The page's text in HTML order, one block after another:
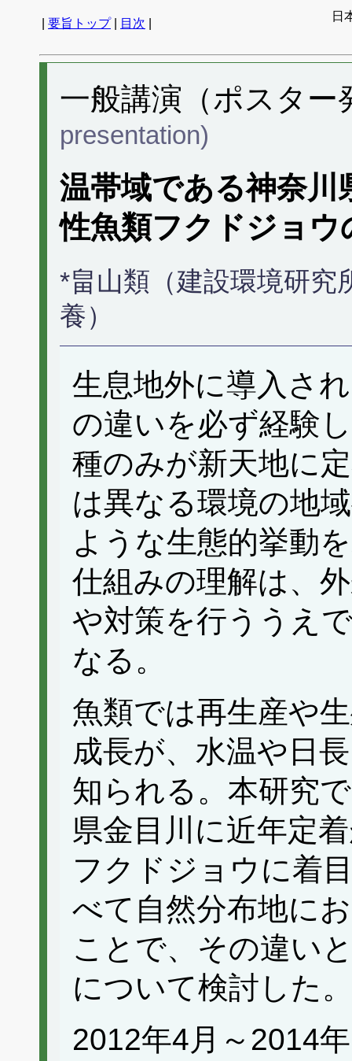
要旨トップ| 目次
日
一般講演（ポスタ
presentation)
温帯域である神奈川
性魚類フクドジョ
*畠山類（建設環境研究
養）
生息地外に導入さ
の違いを必ず経験
種のみが新天地に
は異なる環境の地
ような生態的挙動
仕組みの理解は、
や対策を行ううえ
なる。
魚類では再生産や
成長が、水温や日
知られる。本研究
県金目川に近年定
フクドジョウに着
べて自然分布地に
ことで、その違い
について検討した。
2012年4月～2014